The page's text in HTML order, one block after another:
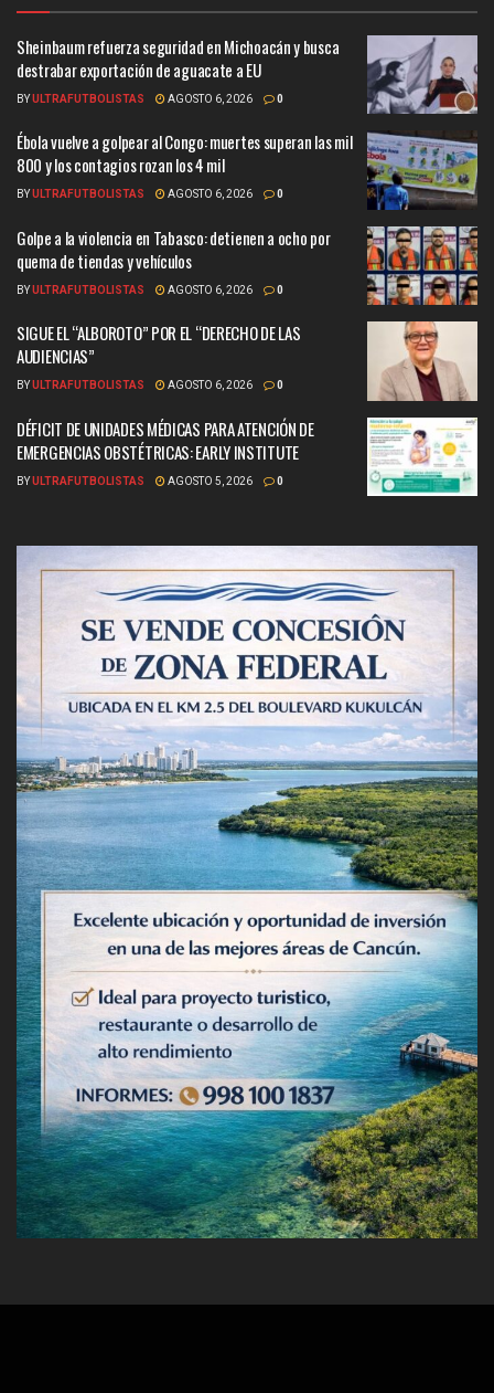
Sheinbaum refuerza seguridad en Michoacán y busca
destrabar exportación de aguacate a EU
BYULTRAFUTBOLISTAS AGOSTO 6, 2026 0
Ébola vuelve a golpear al Congo: muertes superan las mil
800 y los contagios rozan los 4 mil
BYULTRAFUTBOLISTAS AGOSTO 6, 2026 0
Golpe a la violencia en Tabasco: detienen a ocho por
quema de tiendas y vehículos
BYULTRAFUTBOLISTAS AGOSTO 6, 2026 0
SIGUE EL “ALBOROTO” POR EL “DERECHO DE LAS
AUDIENCIAS”
BYULTRAFUTBOLISTAS AGOSTO 6, 2026 0
DÉFICIT DE UNIDADES MÉDICAS PARA ATENCIÓN DE
EMERGENCIAS OBSTÉTRICAS: EARLY INSTITUTE
BYULTRAFUTBOLISTAS AGOSTO 5, 2026 0